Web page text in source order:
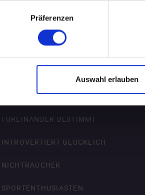
Präferenzen
Auswahl erlauben
Events
ALLEINERZIEHENDE SINGLES
FÜREINANDER BESTIMMT
INTROVERTIERT GLÜCKLICH
NICHTRAUCHER
SPORTENTHUSIASTEN